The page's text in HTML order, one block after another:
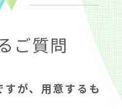
ご質問
が、用意するも